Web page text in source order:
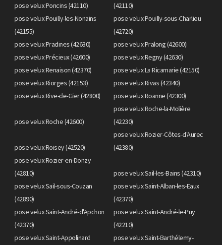
pose velux Poncins (42110)
(42110)
pose velux Pouilly-les-Nonains
(42155)
pose velux Pouilly-sous-Charlieu
(42720)
pose velux Pradines (42630)
pose velux Pralong (42600)
pose velux Précieux (42600)
pose velux Regny (42630)
pose velux Renaison (42370)
pose velux La Ricamarie (42150)
pose velux Riorges (42153)
pose velux Rivas (42340)
pose velux Rive-de-Gier (42800)
pose velux Roanne (42300)
pose velux Roche (42600)
pose velux Roche-la-Molière
(42230)
pose velux Roisey (42520)
pose velux Rozier-Côtes-d'Aurec
(42380)
pose velux Rozier-en-Donzy
(42810)
pose velux Sail-les-Bains (42310)
pose velux Sail-sous-Couzan
(42890)
pose velux Saint-Alban-les-Eaux
(42370)
pose velux Saint-André-d'Apchon
(42370)
pose velux Saint-André-le-Puy
(42210)
pose velux Saint-Appolinard
pose velux Saint-Barthélemy-